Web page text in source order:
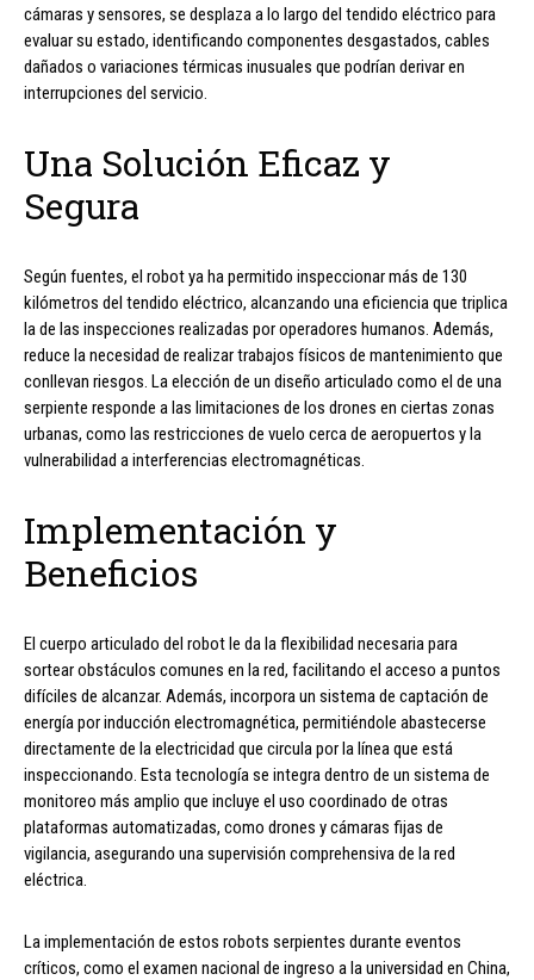
cámaras y sensores, se desplaza a lo largo del tendido eléctrico para
evaluar su estado, identificando componentes desgastados, cables
dañados o variaciones térmicas inusuales que podrían derivar en
interrupciones del servicio.
Una Solución Eficaz y
Segura
Según fuentes, el robot ya ha permitido inspeccionar más de 130
kilómetros del tendido eléctrico, alcanzando una eficiencia que triplica
la de las inspecciones realizadas por operadores humanos. Además,
reduce la necesidad de realizar trabajos físicos de mantenimiento que
conllevan riesgos. La elección de un diseño articulado como el de una
serpiente responde a las limitaciones de los drones en ciertas zonas
urbanas, como las restricciones de vuelo cerca de aeropuertos y la
vulnerabilidad a interferencias electromagnéticas.
Implementación y
Beneficios
El cuerpo articulado del robot le da la flexibilidad necesaria para
sortear obstáculos comunes en la red, facilitando el acceso a puntos
difíciles de alcanzar. Además, incorpora un sistema de captación de
energía por inducción electromagnética, permitiéndole abastecerse
directamente de la electricidad que circula por la línea que está
inspeccionando. Esta tecnología se integra dentro de un sistema de
monitoreo más amplio que incluye el uso coordinado de otras
plataformas automatizadas, como drones y cámaras fijas de
vigilancia, asegurando una supervisión comprehensiva de la red
eléctrica.
La implementación de estos robots serpientes durante eventos
críticos, como el examen nacional de ingreso a la universidad en China,